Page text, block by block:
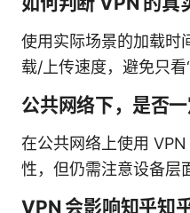
使用实际场景的加载时
载/上传速度，避免只看
公共网络下，是否一
在公共网络上使用
性，但仍需注意设备层
VPN 会影响知乎知